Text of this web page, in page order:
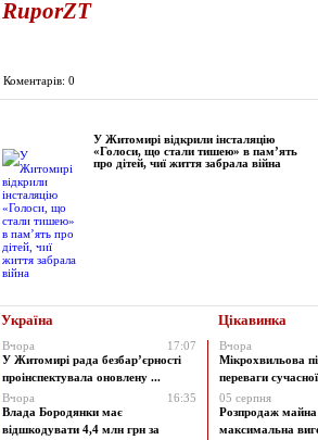
RuporZT
Коментарів: 0
У Житомирі відкрили інсталяцію
«Голоси, що стали тишею» в пам’ять
про дітей, чиї життя забрала війна
Україна Цікавинка
Вчора
17:07
У Житомирі рада безбар’єрності
проінспектувала оновлену ...
Вчора
16:35
Влада Бородянки має
відшкодувати 4,4 млн грн за
Вчора
Мікрохвильова
переваги
05 серпня
Розпродаж майна
максимальна